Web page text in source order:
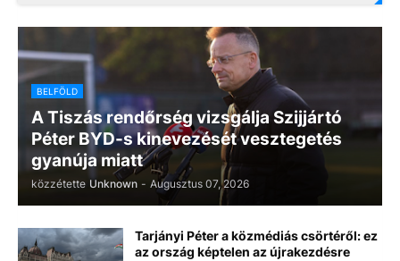
BELFÖLD
A Tiszás rendőrség vizsgálja Szijjártó
Péter BYD-s kinevezését vesztegetés
gyanúja miatt
közzétette Unknown - Augusztus 07, 2026
Tarjányi Péter a közmédiás csörtéről: ez
az ország képtelen az újrakezdésre